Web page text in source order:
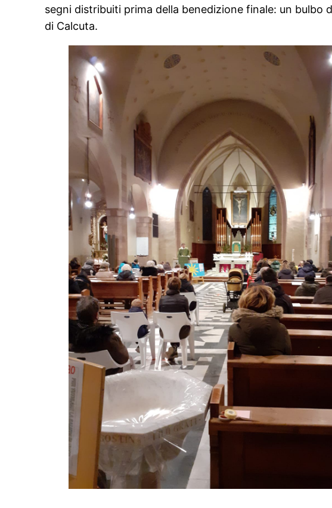
segni distribuiti prima della benedizione finale: un bulbo
di Calcuta.